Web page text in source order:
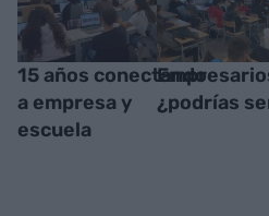
15 años conectando
a empresa y
escuela
¿podrías